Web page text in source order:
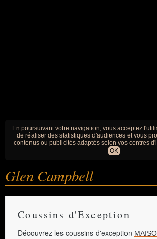
En poursuivant votre navigation, vous acceptez
de réaliser des statistiques d'audiences et vous
contenus ou publicités adaptés selon vos centres
OK
Glen Campbell
Coussins d'Exception
Découvrez les coussins d'exception